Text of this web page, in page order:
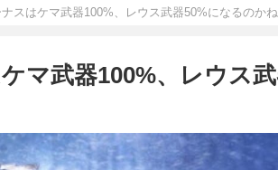
ナスはケマ武器100%、レウス武器50%になるのかね
マ武器100%、レウス